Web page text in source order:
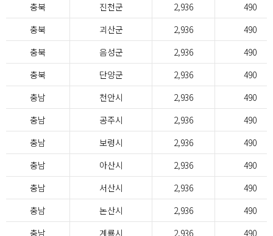
충북
진천군 2,936
490
충북
괴산군 2,936
490
충북
음성군 2,936
490
충북
단양군 2,936
490
충남
천안시 2,936
490
충남
공주시 2,936
490
충남
보령시 2,936
490
충남
아산시 2,936
490
충남
서산시 2,936
490
충남
논산시 2,936
490
충남
계룡시 2,936 490